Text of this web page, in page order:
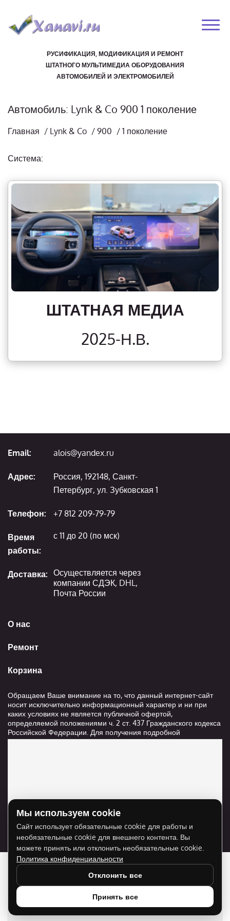
РУСИФИКАЦИЯ, МОДИФИКАЦИЯ И РЕМОНТ
ШТАТНОГО МУЛЬТИМЕДИА ОБОРУДОВАНИЯ
АВТОМОБИЛЕЙ И ЭЛЕКТРОМОБИЛЕЙ
Автомобиль: Lynk & Co 900 1 поколение
Главная / Lynk & Co / 900 / 1 поколение
Система:
ШТАТНАЯ МЕДИА
2025-Н.В.
О нас
Ремонт
Корзина
Email: alois@yandex.ru
Адрес:
Россия, 192148, Санкт-
Петербург, ул. Зубковская 1
Телефон: +7 812 209-79-79
Время
работы:
с 11 до 20 (по мск)
Доставка: Осуществляется через
компании СДЭК, DHL,
Почта России
Обращаем Ваше внимание на то, что данный интернет-сайт
носит исключительно информационный характер и ни при
каких условиях не является публичной офертой,
определяемой положениями ч. 2 ст. 437 Гражданского кодекса
Российской Федерации. Для получения подробной
информации о стоимости и сроках выполнения услуг,
Для отображения карты нужно разрешить
использование cookie для внешнего контента.
Разрешить cookie
Мы используем cookie
Сайт использует обязательные cookie для работы и
необязательные cookie для внешнего контента. Вы
можете принять или отклонить необязательные cookie.
Политика конфиденциальности
Отклонить все
Принять все